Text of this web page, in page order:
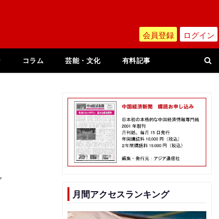
会員登録 ログイン
コラム 芸能・文化 有料記事
月間アクセスランキング